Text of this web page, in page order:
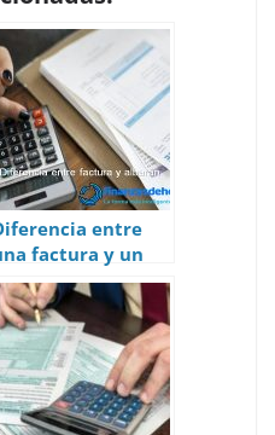
er
e
st
itt
er
ai
l
entre
factura y un